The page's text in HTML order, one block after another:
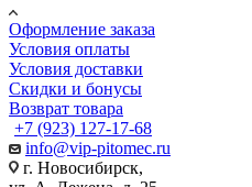
Оформление заказа
Условия оплаты
Условия доставки
Скидки и бонусы
Возврат товара
+7 (923) 127-17-68
info@vip-pitomec.ru
г. Новосибирск,